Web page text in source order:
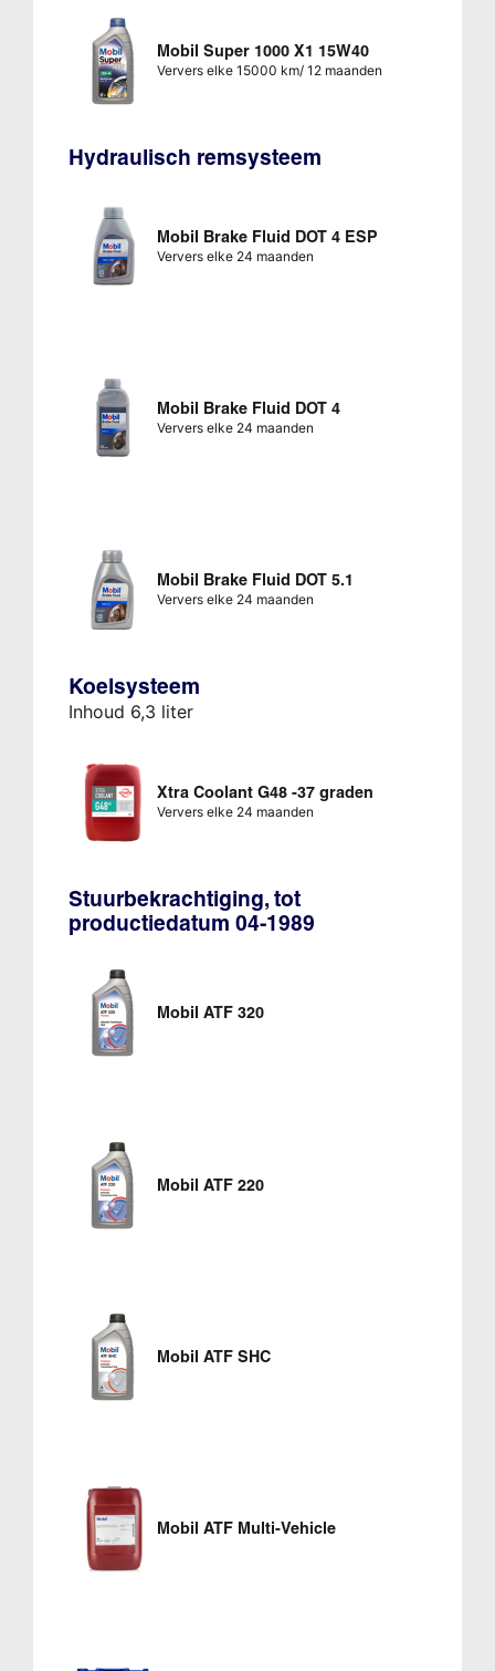
Mobil Super 1000 X1 15W40
Ververs elke 15000 km/ 12 maanden
Hydraulisch remsysteem
Mobil Brake Fluid DOT 4 ESP
Ververs elke 24 maanden
Mobil Brake Fluid DOT 4
Ververs elke 24 maanden
Mobil Brake Fluid DOT 5.1
Ververs elke 24 maanden
Koelsysteem
Inhoud 6,3 liter
Xtra Coolant G48 -37 graden
Ververs elke 24 maanden
Stuurbekrachtiging, tot
productiedatum 04-1989
Mobil ATF 320
Mobil ATF 220
Mobil ATF SHC
Mobil ATF Multi-Vehicle